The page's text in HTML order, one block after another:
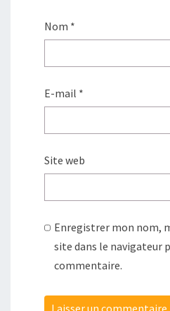
Nom *
E-mail *
Site web
Enregistrer mon nom,
site dans le navigateur
commentaire.